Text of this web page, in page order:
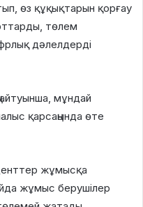
өз құқықтарын қорғау
төлем
дәлелдерді
мұндай
қарсаңында өте
жұмысқа
жұмыс берушілер